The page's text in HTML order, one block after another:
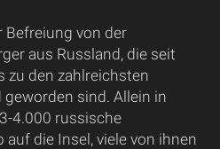
Befreiung von der
aus Russland, die seit
zu den zahlreichsten
sind. Allein in
4.000 russische
die Insel, viele von ihnen